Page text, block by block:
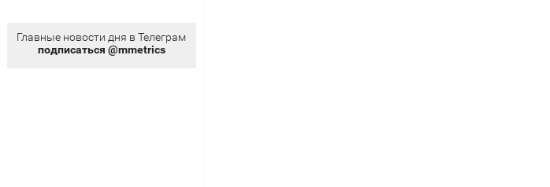
Главные новости дня в Телеграм
подписаться @mmetrics